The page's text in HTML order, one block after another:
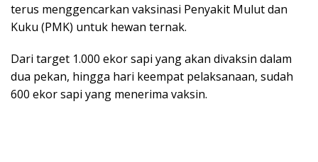
terus menggencarkan vaksinasi Penyakit Mulut dan
Kuku (PMK) untuk hewan ternak.
Dari target 1.000 ekor sapi yang akan divaksin dalam
dua pekan, hingga hari keempat pelaksanaan, sudah
600 ekor sapi yang menerima vaksin.